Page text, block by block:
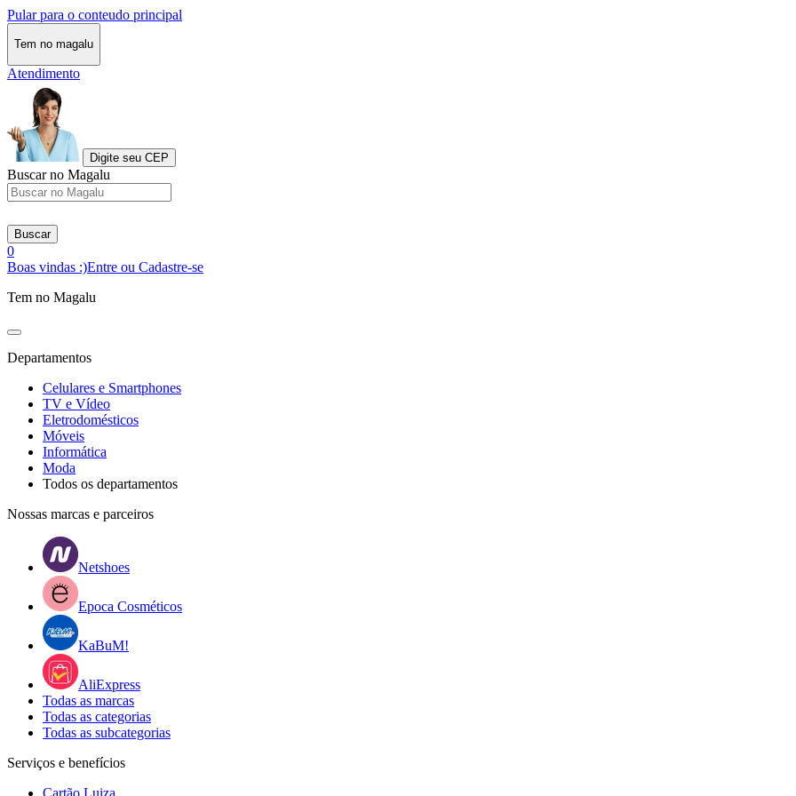
Pular para o conteudo principal
Tem no magalu
Atendimento
Digite seu CEP
Buscar no Magalu
Buscar
0
Boas vindas :)Entre ou Cadastre-se
Tem no Magalu
Departamentos
Celulares e Smartphones
TV e Vídeo
Eletrodomésticos
Móveis
Informática
Moda
Todos os departamentos
Nossas marcas e parceiros
Netshoes
Epoca Cosméticos
KaBuM!
AliExpress
Todas as marcas
Todas as categorias
Todas as subcategorias
Serviços e benefícios
Cartão Luiza